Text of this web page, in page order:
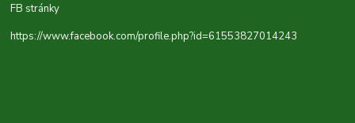
FB stránky
https://www.facebook.com/profile.php?id=61553827014243